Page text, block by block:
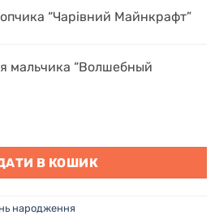
“Чарівний Майнкрафт”
мальчика “Волшебный
в Києві "Майнкрафт"
В КОШИК
народження